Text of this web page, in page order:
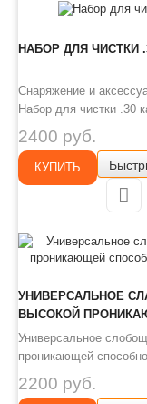
НАБОР ДЛЯ ЧИСТКИ
Снаряжение и
Набор для чистки .30
эффективная
Компактные размеры и
дают возможность
Ком..
2400 руб.
КУПИТЬ
УНИВЕРСАЛЬНОЕ
ВЫСОКОЙ
АЭРОЗОЛЬ 270 МЛ,
Универсальное
проникающей
отличными защитными
коррозии черных и
2200 руб.